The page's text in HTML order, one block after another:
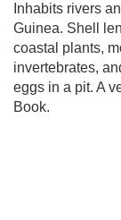
Inhabits rivers
Guinea. Shell
coastal plants,
invertebrates,
eggs in a pit. A
Book.